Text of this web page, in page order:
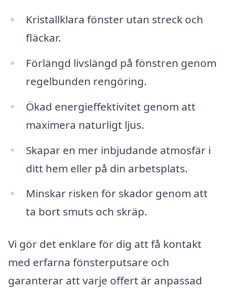
Kristallklara fönster utan streck och
fläckar.
Förlängd livslängd på fönstren genom
regelbunden rengöring.
Ökad energieffektivitet genom att
maximera naturligt ljus.
Skapar en mer inbjudande atmosfär i
ditt hem eller på din arbetsplats.
Minskar risken för skador genom att
ta bort smuts och skräp.
Vi gör det enklare för dig att få kontakt
med erfarna fönsterputsare och
garanterar att varje offert är anpassad